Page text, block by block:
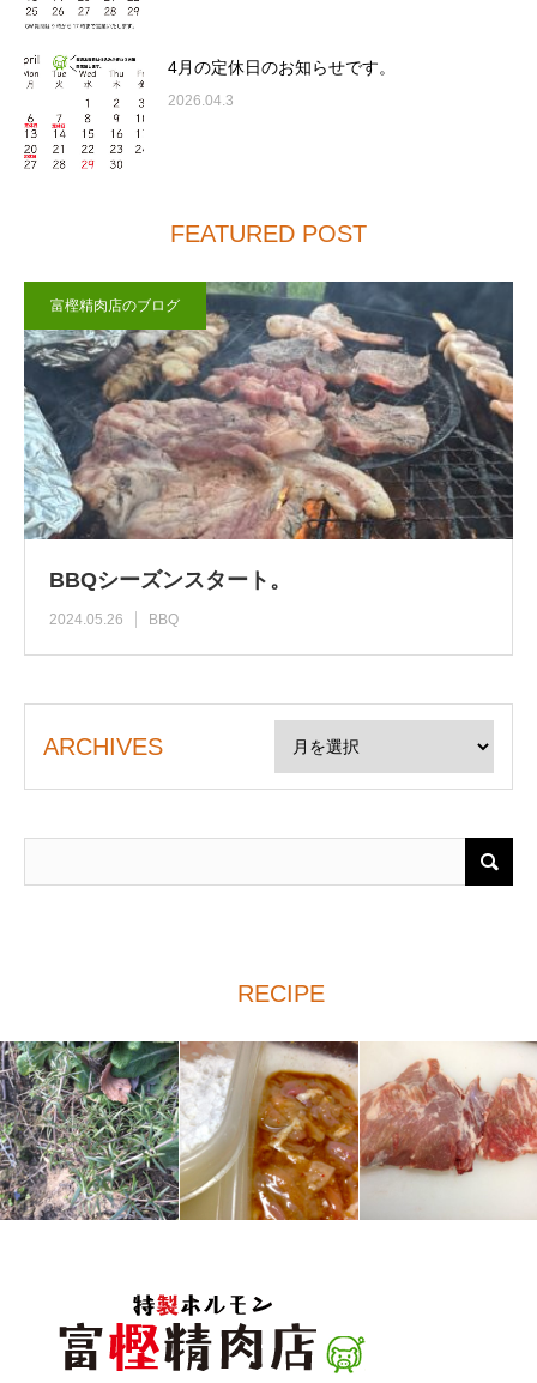
4月の定休日のお知らせです。
2026.04.3
FEATURED POST
富樫精肉店のブログ
BBQシーズンスタート。
2024.05.26 BBQ
ARCHIVES
RECIPE